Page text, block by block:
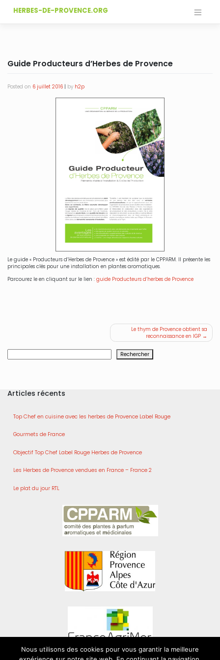
HERBES-DE-PROVENCE.ORG
Guide Producteurs d’Herbes de Provence
Posted on 6 juillet 2016 | by h2p
Le guide « Producteurs d’Herbes de Provence » est édité par le CPPARM. Il présente les
principales clés pour une installation en plantes aromatiques.
Parcourez le en cliquant sur le lien : guide Producteurs d’herbes de Provence
l’article
Le thym de Provence obtient sa
reconnaissance en IGP
Rechercher
Articles récents
Top Chef en cuisine avec les herbes de Provence Label Rouge
Gourmets de France
Objectif Top Chef Label Rouge Herbes de Provence
Les Herbes de Provence vendues en France – France 2
Le plat du jour RTL
Nous utilisons des cookies pour vous garantir la meilleure